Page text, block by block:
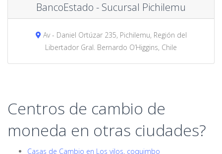
BancoEstado - Sucursal Pichilemu
Av - Daniel Ortúzar 235, Pichilemu, Región del
Libertador Gral. Bernardo O’Higgins, Chile
Centros de cambio de
moneda en otras ciudades?
Casas de Cambio en Los vilos, coquimbo